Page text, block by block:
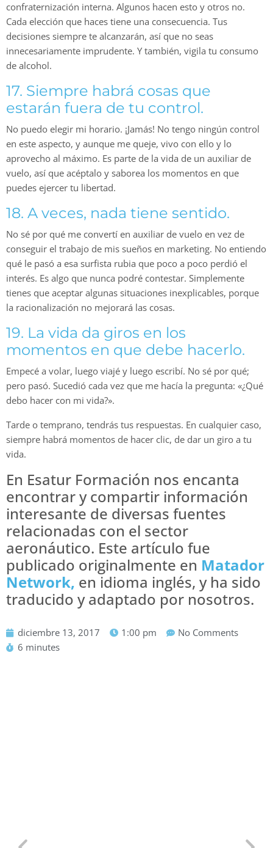
confraternización interna. Algunos hacen esto y otros no.
Cada elección que haces tiene una consecuencia. Tus
decisiones siempre te alcanzarán, así que no seas
innecesariamente imprudente. Y también, vigila tu consumo
de alcohol.
17. Siempre habrá cosas que
estarán fuera de tu control.
No puedo elegir mi horario. ¡Jamás! No tengo ningún control
en este aspecto, y aunque me queje, vivo con ello y lo
aprovecho al máximo. Es parte de la vida de un auxiliar de
vuelo, así que acéptalo y saborea los momentos en que
puedes ejercer tu libertad.
18. A veces, nada tiene sentido.
No sé por qué me convertí en auxiliar de vuelo en vez de
conseguir el trabajo de mis sueños en marketing. No entiendo
qué le pasó a esa surfista rubia que poco a poco perdió el
interés. Es algo que nunca podré contestar. Simplemente
tienes que aceptar algunas situaciones inexplicables, porque
la racionalización no mejorará las cosas.
19. La vida da giros en los
momentos en que debe hacerlo.
Empecé a volar, luego viajé y luego escribí. No sé por qué;
pero pasó. Sucedió cada vez que me hacía la pregunta: «¿Qué
debo hacer con mi vida?».
Tarde o temprano, tendrás tus respuestas. En cualquier caso,
siempre habrá momentos de hacer clic, de dar un giro a tu
vida.
En Esatur Formación nos encanta
encontrar y compartir información
interesante de diversas fuentes
relacionadas con el sector
aeronáutico. Este artículo fue
publicado originalmente en Matador
Network, en idioma inglés, y ha sido
traducido y adaptado por nosotros.
diciembre 13, 2017 1:00 pm
No Comments
6 minutes